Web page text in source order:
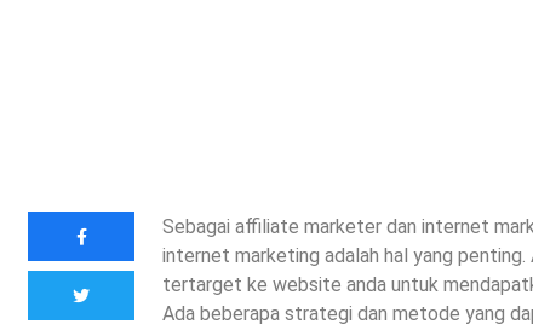
Sebagai affiliate marketer dan internet
internet marketing adalah hal yang
tertarget ke website anda untuk
Ada beberapa strategi dan metode yang